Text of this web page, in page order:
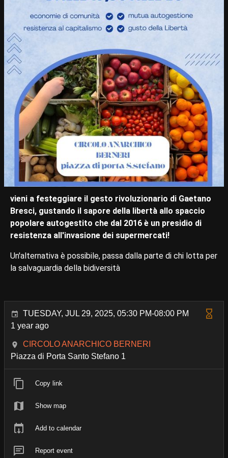
vieni a festeggiare il gesto rivoluzionario di Gaetano
Bresci, gustando il sapore della libertà allo spaccio
popolare autogestito che dal 2016 è un presidio di
resistenza all'invasione dei supermercati!
Un'alternativa è possibile, passa dalla parte di chi lotta per
la salvaguardia della bidiversità
TUESDAY, JUL 29, 2025, 05:30 PM-08:00 PM
1 year ago
CIRCOLO ANARCHICO BERNERI
Piazza di Porta Santo Stefano 1
Copy link
Show map
Add to calendar
Report event